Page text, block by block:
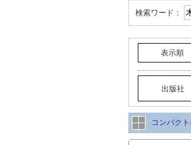
検索ワード：
表示順
出版社
コンパク